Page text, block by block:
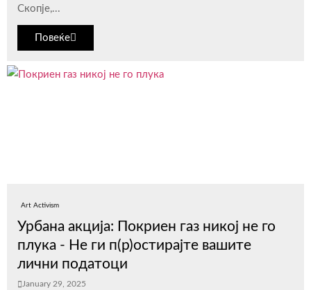
Скопје,...
Повеќе
Art Activism
Урбана акција: Покриен газ никој не го
плука - Не ги п(р)остирајте вашите
лични податоци
January 29, 2025